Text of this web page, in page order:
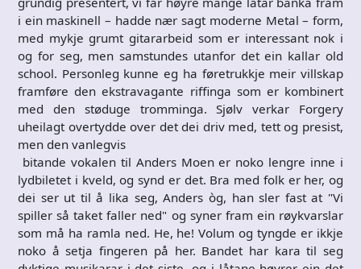
i ein maskinell – hadde nær sagt moderne Metal – form,
med mykje grumt gitararbeid som er interessant nok i
og for seg, men samstundes utanfor det ein kallar old
school. Personleg kunne eg ha føretrukkje meir villskap
framføre den ekstravagante riffinga som er kombinert
med den støduge tromminga. Sjølv verkar Forgery
uheilagt overtydde over det dei driv med, tett og presist,
men den vanlegvis
bitande vokalen til Anders Moen er noko lengre inne i
lydbiletet i kveld, og synd er det. Bra med folk er her, og
dei ser ut til å lika seg, Anders òg, han sler fast at "Vi
spiller så taket faller ned" og syner fram ein røykvarslar
som må ha ramla ned. He, he! Volum og tyngde er ikkje
noko å setja fingeren på her. Bandet har kara til seg